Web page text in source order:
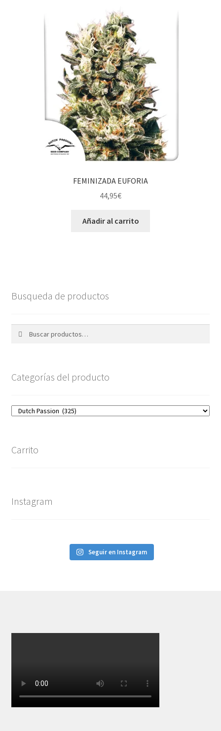
FEMINIZADA EUFORIA
44,95€
Añadir al carrito
Busqueda de productos
Categorías del producto
Carrito
Instagram
Seguir en Instagram